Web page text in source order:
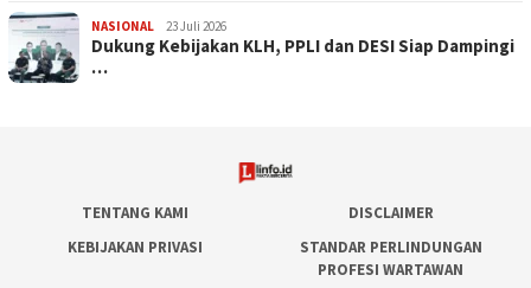
NASIONAL 23 Juli 2026
Dukung Kebijakan KLH, PPLI dan DESI Siap Dampingi
…
TENTANG KAMI
DISCLAIMER
KEBIJAKAN PRIVASI
STANDAR PERLINDUNGAN
PROFESI WARTAWAN